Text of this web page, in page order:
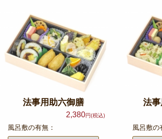
法事用助六御膳
2,380円(税込)
風呂敷の有無：
法
風呂敷の